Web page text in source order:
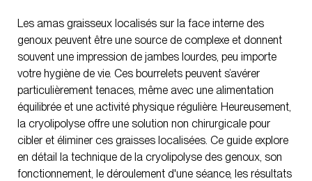
Les amas graisseux localisés sur la face interne des
genoux peuvent être une source de complexe et donnent
souvent une impression de jambes lourdes, peu importe
votre hygiène de vie. Ces bourrelets peuvent s’avérer
particulièrement tenaces, même avec une alimentation
équilibrée et une activité physique régulière. Heureusement,
la cryolipolyse offre une solution non chirurgicale pour
cibler et éliminer ces graisses localisées. Ce guide explore
en détail la technique de la cryolipolyse des genoux, son
fonctionnement, le déroulement d'une séance, les résultats